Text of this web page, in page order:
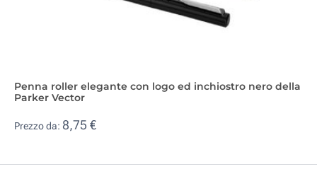
Penna roller elegante con logo ed inchiostro nero della
Parker Vector
Prezzo da: 8,75 €